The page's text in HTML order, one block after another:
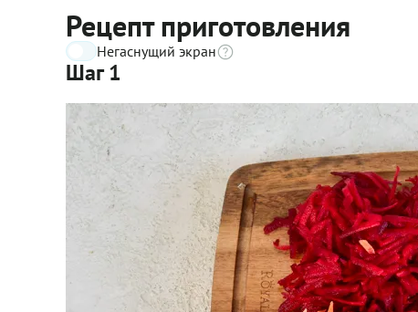
Рецепт приготовления
Негаснущий экран
Шаг 1